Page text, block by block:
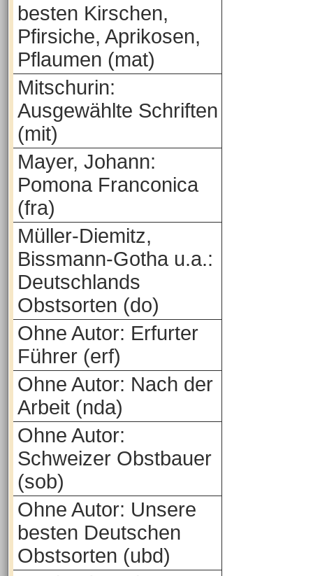
besten Kirschen,
Pfirsiche, Aprikosen,
Pflaumen (mat)
Mitschurin:
Ausgewählte Schriften
(mit)
Mayer, Johann:
Pomona Franconica
(fra)
Müller-Diemitz,
Bissmann-Gotha u.a.:
Deutschlands
Obstsorten (do)
Ohne Autor: Erfurter
Führer (erf)
Ohne Autor: Nach der
Arbeit (nda)
Ohne Autor:
Schweizer Obstbauer
(sob)
Ohne Autor: Unsere
besten Deutschen
Obstsorten (ubd)